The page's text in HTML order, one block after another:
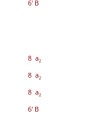
6' B
8 a2
8 a2
8 a2
6' B